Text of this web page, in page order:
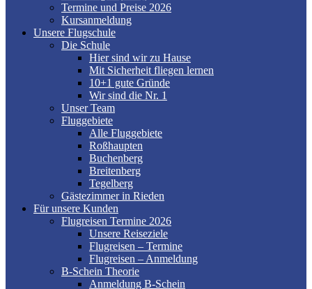
Termine und Preise 2026
Kursanmeldung
Unsere Flugschule
Die Schule
Hier sind wir zu Hause
Mit Sicherheit fliegen lernen
10+1 gute Gründe
Wir sind die Nr. 1
Unser Team
Fluggebiete
Alle Fluggebiete
Roßhaupten
Buchenberg
Breitenberg
Tegelberg
Gästezimmer in Rieden
Für unsere Kunden
Flugreisen Termine 2026
Unsere Reiseziele
Flugreisen – Termine
Flugreisen – Anmeldung
B-Schein Theorie
Anmeldung B-Schein